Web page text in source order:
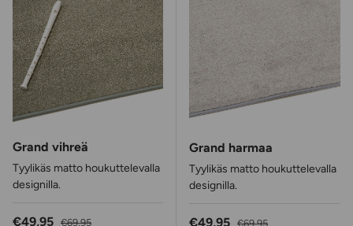
Grand vihreä
Tyylikäs matto houkuttelevalla
designilla.
Alennushinta
€49,95 Normaalihinta
€69,95
Grand harmaa
Tyylikäs matto houkuttelevalla
designilla.
Alennushinta
€49,95 Normaalihinta
€69,95